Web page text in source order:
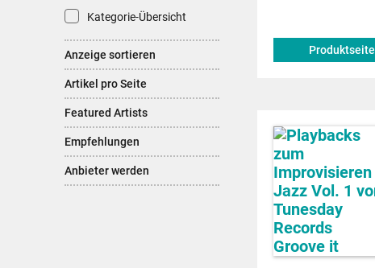
Kategorie-Übersicht
Anzeige sortieren
Artikel pro Seite
Featured Artists
Empfehlungen
Anbieter werden
Produktseite